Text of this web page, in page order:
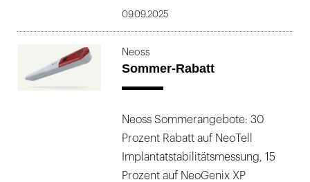
09.09.2025
Neoss
Sommer-Rabatt
Neoss Sommerangebote: 30
Prozent Rabatt auf NeoTell
Implantatstabilitätsmessung, 15
Prozent auf NeoGenix XP